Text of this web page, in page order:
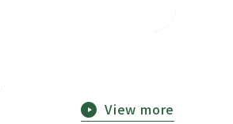
View more